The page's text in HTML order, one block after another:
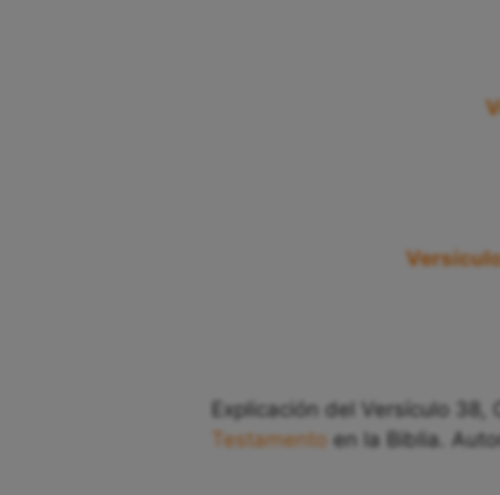
Explicación del Versículo
Testamentoen la Biblia.